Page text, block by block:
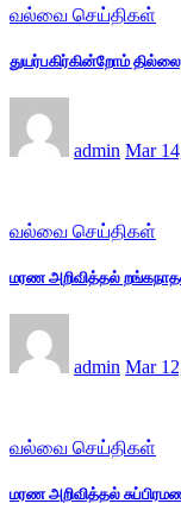
வல்வை செய்திகள்
துயர்பகிர்கின்றோம்
admin Mar
வல்வை செய்திகள்
மரண அறிவித்தல்
admin Mar
வல்வை செய்திகள்
மரண அறிவித்தல்